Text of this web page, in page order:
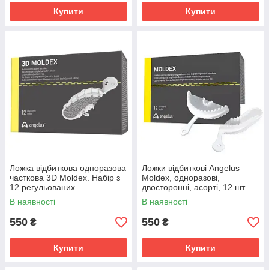
Купити Купити
Ложка відбиткова одноразова
часткова 3D Moldex. Набір з
12 регульованих
напіваркових ложок
В наявності
550 ₴
Купити
Ложки відбиткові Angelus
Moldex, одноразові,
двосторонні, асорті, 12 шт
В наявності
550 ₴
Купити